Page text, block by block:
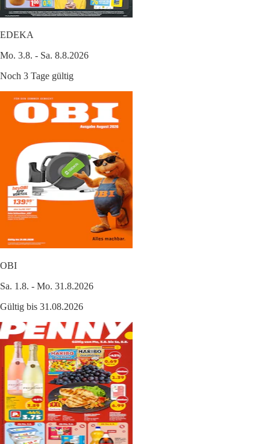
EDEKA
Mo. 3.8. - Sa. 8.8.2026
Noch 3 Tage gültig
OBI
Sa. 1.8. - Mo. 31.8.2026
Gültig bis 31.08.2026